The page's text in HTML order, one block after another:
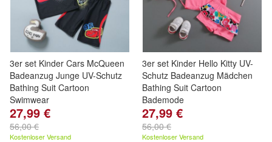
3er set Kinder Cars McQueen
Badeanzug Junge UV-Schutz
Bathing Suit Cartoon
Swimwear
27,99 €
56,00 €
Kostenloser Versand
3er set Kinder Hello Kitty UV-
Schutz Badeanzug Mädchen
Bathing Suit Cartoon
Bademode
27,99 €
56,00 €
Kostenloser Versand